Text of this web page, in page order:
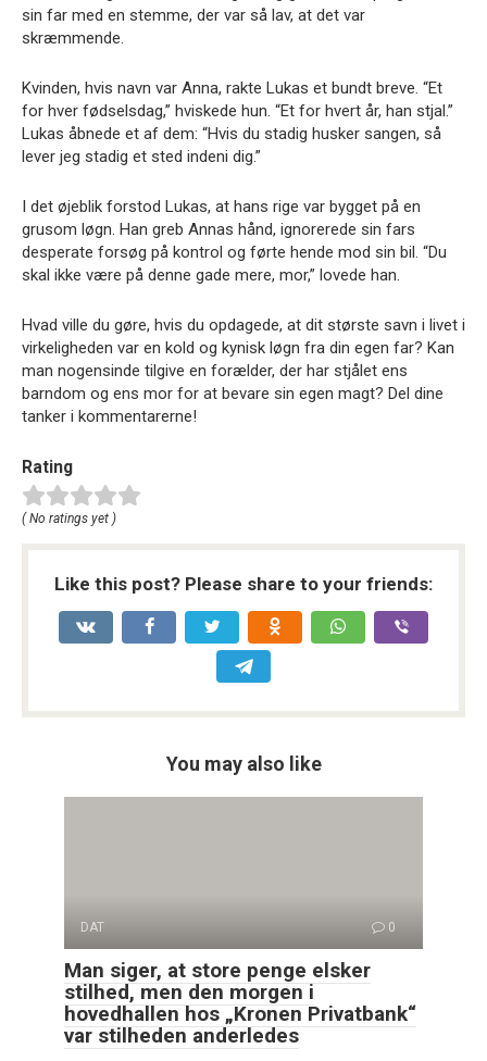
sin far med en stemme, der var så lav, at det var
skræmmende.
Kvinden, hvis navn var Anna, rakte Lukas et bundt breve. “Et
for hver fødselsdag,” hviskede hun. “Et for hvert år, han stjal.”
Lukas åbnede et af dem: “Hvis du stadig husker sangen, så
lever jeg stadig et sted indeni dig.”
I det øjeblik forstod Lukas, at hans rige var bygget på en
grusom løgn. Han greb Annas hånd, ignorerede sin fars
desperate forsøg på kontrol og førte hende mod sin bil. “Du
skal ikke være på denne gade mere, mor,” lovede han.
Hvad ville du gøre, hvis du opdagede, at dit største savn i livet i
virkeligheden var en kold og kynisk løgn fra din egen far? Kan
man nogensinde tilgive en forælder, der har stjålet ens
barndom og ens mor for at bevare sin egen magt? Del dine
tanker i kommentarerne!
Rating
( No ratings yet )
Like this post? Please share to your friends:
You may also like
DAT 0
Man siger, at store penge elsker
stilhed, men den morgen i
hovedhallen hos „Kronen Privatbank“
var stilheden anderledes